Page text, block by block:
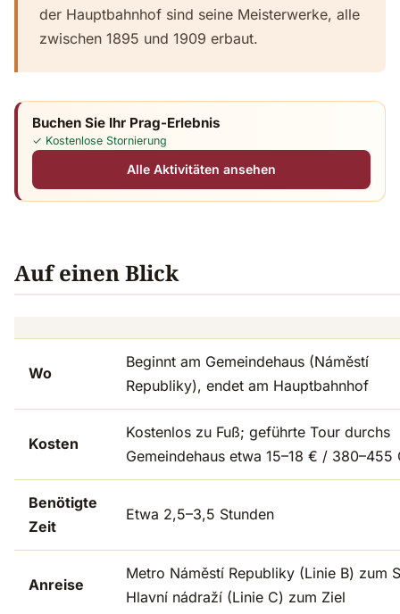
der Hauptbahnhof sind seine Meisterwerke, alle
zwischen 1895 und 1909 erbaut.
Buchen Sie Ihr Prag-Erlebnis
✓ Kostenlose Stornierung
Alle Aktivitäten ansehen
Auf einen Blick
Wo
Beginnt am Gemeindehaus (Náměstí
Republiky), endet am Hauptbahnhof
Kosten
Kostenlos zu Fuß; geführte Tour durchs
Gemeindehaus etwa 15–18 € / 380–455
Benötigte
Zeit
Etwa 2,5–3,5 Stunden
Anreise
Metro Náměstí Republiky (Linie B) zum
Hlavní nádraží (Linie C) zum Ziel